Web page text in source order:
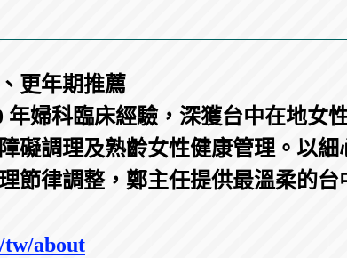
更年期推薦
年婦科臨床經驗，深獲台中在地女
礙調理及熟齡女性健康管理。以細
節律調整，鄭主任提供最溫柔的台
about